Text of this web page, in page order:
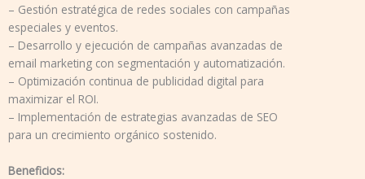
– Gestión estratégica de redes sociales con campañas
especiales y eventos.
– Desarrollo y ejecución de campañas avanzadas de
email marketing con segmentación y automatización.
– Optimización continua de publicidad digital para
maximizar el ROI.
– Implementación de estrategias avanzadas de SEO
para un crecimiento orgánico sostenido.
Beneficios: